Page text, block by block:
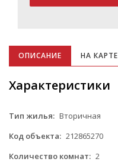
ОПИСАНИЕ НА КАРТЕ
Характеристики
Тип жилья: Вторичная
Код объекта: 212865270
Количество комнат: 2